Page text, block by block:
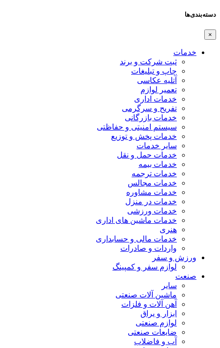
دسته‌بندی‌ها
×
خدمات
ثبت شرکت و برند
چاپ و تبلیغات
آتلیه عکاسی
تعمیر لوازم
خدمات اداری
تفریح و سرگرمی
خدمات بازرگانی
سیستم امنیتی و حفاظتی
خدمات پخش و توزیع
سایر خدمات
خدمات حمل و نقل
خدمات بیمه
خدمات ترجمه
خدمات مجالس
خدمات مشاوره
خدمات در منزل
خدمات ورزشی
خدمات ماشین های اداری
هنری
خدمات مالی و حسابداری
واردات و صادرات
ورزش و سفر
لوازم سفر و کمپینگ
صنعت
سایر
ماشین آلات صنعتی
آهن آلات و فلزات
ابزار و یراق
لوازم صنعتی
ضایعات صنعتی
آب و فاضلاب